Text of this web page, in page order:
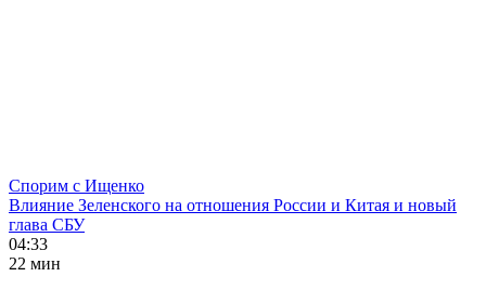
Спорим с Ищенко
Влияние Зеленского на отношения России и Китая и новый
глава СБУ
04:33
22 мин